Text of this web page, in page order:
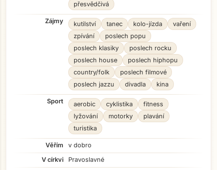
přesvědčivá
Zájmy kutilství tanec kolo-jízda
vaření
zpívání
poslech popu
poslech klasiky
poslech rocku
poslech house
poslech hiphopu
country/folk
poslech filmové
poslech jazzu
divadla kina
Sport aerobic cyklistika
fitness
lyžování
motorky
plavání
turistika
Věřím
v dobro
V církvi
Pravoslavné